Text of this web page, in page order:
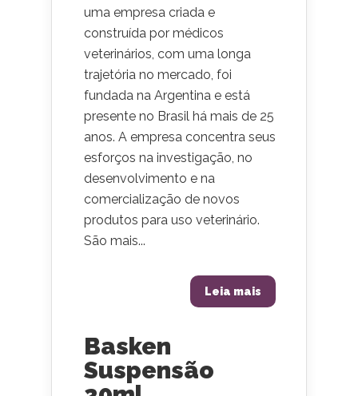
uma empresa criada e
construída por médicos
veterinários, com uma longa
trajetória no mercado, foi
fundada na Argentina e está
presente no Brasil há mais de 25
anos. A empresa concentra seus
esforços na investigação, no
desenvolvimento e na
comercialização de novos
produtos para uso veterinário.
São mais...
Leia mais
Basken
Suspensão